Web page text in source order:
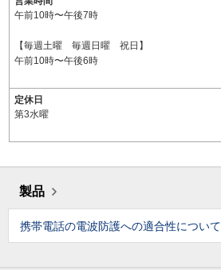
午前10時〜午後7時
【毎週土曜 毎週日曜 祝日】
午前10時〜午後6時
定休日
第3水曜
製品
携帯電話の電波防護への適合性について